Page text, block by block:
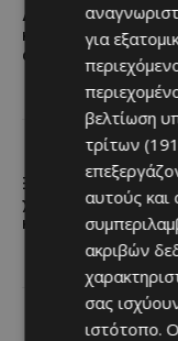
Διεθνώς
κορυφαία σχέση
από τη Lidl Κύπρου
Ξεκίνησε η
χιλιομέτρων
κέντρο της
για
βελτίωση
τρίτων
αυτούς
ακριβών
σας
ιστότοπο.